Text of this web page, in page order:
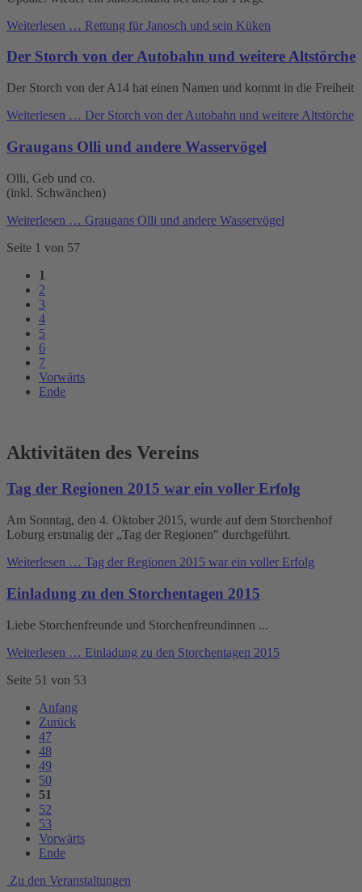
Weiterlesen … Rettung für Janosch und sein Küken
Der Storch von der Autobahn und weitere Altstörche
Der Storch von der A14 hat einen Namen und kommt in die Freiheit
Weiterlesen … Der Storch von der Autobahn und weitere Altstörche
Graugans Olli und andere Wasservögel
Olli, Geb und co.
(inkl. Schwänchen)
Weiterlesen … Graugans Olli und andere Wasservögel
Seite 1 von 57
1
2
3
4
5
6
7
Vorwärts
Ende
Aktivitäten des Vereins
Tag der Regionen 2015 war ein voller Erfolg
Am Sonntag, den 4. Oktober 2015, wurde auf dem Storchenhof
Loburg erstmalig der „Tag der Regionen" durchgeführt.
Weiterlesen … Tag der Regionen 2015 war ein voller Erfolg
Einladung zu den Storchentagen 2015
Liebe Storchenfreunde und Storchenfreundinnen ...
Weiterlesen … Einladung zu den Storchentagen 2015
Seite 51 von 53
Anfang
Zurück
47
48
49
50
51
52
53
Vorwärts
Ende
Zu den Veranstaltungen